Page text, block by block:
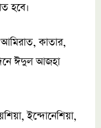
হবে।
কাতার,
ঈদুল আজহা
ইন্দোনেশিয়া,